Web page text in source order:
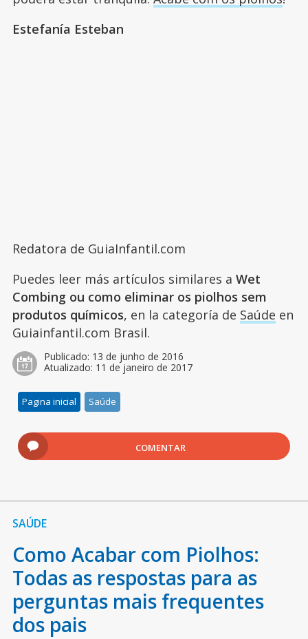
Estefanía Esteban
Redatora de GuiaInfantil.com
Puedes leer más artículos similares a Wet
Combing ou como eliminar os piolhos sem
produtos químicos, en la categoría de Saúde en
Guiainfantil.com Brasil.
Publicado: 13 de junho de 2016
Atualizado: 11 de janeiro de 2017
Pagina inicial Saúde
COMENTAR
SAÚDE
Como Acabar com Piolhos:
Todas as respostas para as
perguntas mais frequentes
dos pais